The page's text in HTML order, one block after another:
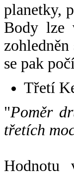
planetky,
Body lze
se pak
Třetí
"Poměr
třetích
Hodnotu